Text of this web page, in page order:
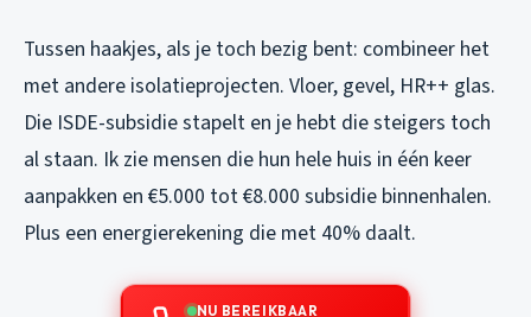
Tussen haakjes, als je toch bezig bent: combineer het
met andere isolatieprojecten. Vloer, gevel, HR++ glas.
Die ISDE-subsidie stapelt en je hebt die steigers toch
al staan. Ik zie mensen die hun hele huis in één keer
aanpakken en €5.000 tot €8.000 subsidie binnenhalen.
Plus een energierekening die met 40% daalt.
NU BEREIKBAAR